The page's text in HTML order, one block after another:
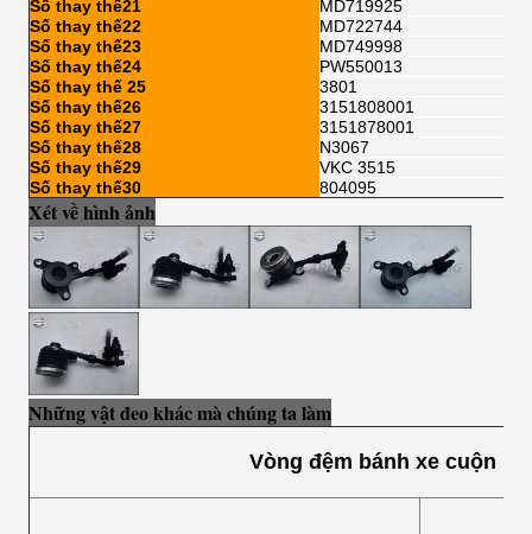
Số thay thế21
MD719925
Số thay thế22
MD722744
Số thay thế23
MD749998
Số thay thế24
PW550013
Số thay thế 25
3801
Số thay thế26
3151808001
Số thay thế27
3151878001
Số thay thế28
N3067
Số thay thế29
VKC 3515
Số thay thế30
804095
Xét về hình ảnh
Những vật đeo khác mà chúng ta làm
Vòng đệm bánh xe cuộn